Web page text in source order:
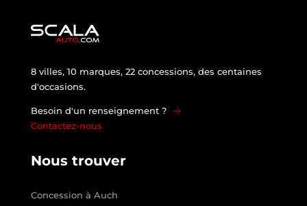
8 villes, 10 marques, 22 concessions, des centaines
d'occasions.
Besoin d'un renseignement ?
Contactez-nous
Nous trouver
Concession à Auch